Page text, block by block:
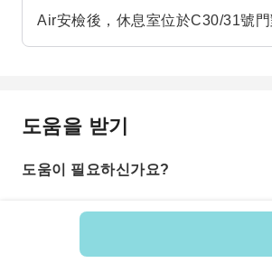
Air安檢後，休息室位於C30/31號門
도움을 받기
도움이 필요하신가요?
상품 번호: 597772